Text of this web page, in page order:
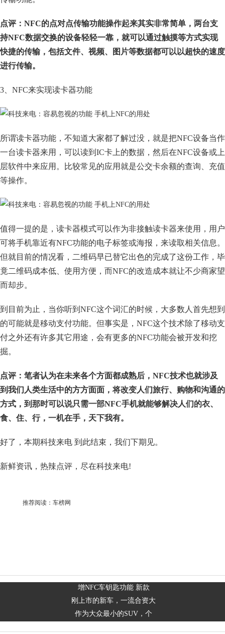
点评：NFC的点对点传输功能操作起来其实非常简单，两台支
持NFC数据交换的设备轻轻一靠，就可以通过触摸等方式实现
快捷的传输，包括文件、视频、图片等数据都可以以超快的速度
进行传输。
3、NFC来实现读卡器功能
所谓读卡器功能，不知道大家都了解过没，就是把NFC设备当作
一台读卡器来用，可以读到IC卡上的数据，然后在NFC设备或上
层软件中来应用。比较常见的应用就是公交卡余额的查询、充值
等操作。
值得一提的是，读卡器模式可以作为非接触读卡器来使用，用户
可将手机靠近有NFC功能的电子标签或海报，来读取相关信息。
但就目前的情况看，二维码早已替它出色的完成了这份工作，毕
竟二维码成本低、使用方便，而NFC的改造成本就让不少商家望
而却步。
到目前为止，当你听到NFC这个词汇的时候，大多数人首先想到
的可能就是移动支付功能。但事实是，NFC这个技术除了移动支
付之外还有许多其它用途，会有更多的NFC功能会被开发和挖
掘。
点评：笔者认为在未来各个方面都成熟后，NFC技术也就涉及
到我们人类生活中的方方面面，将改变人们旅行、购物和沟通的
方式，到那时可以说只需一部NFC手机就能够解决人们的衣、
食、住、行，一机在手，天下我有。
好了，本期科技来电 到此结束，我们下期见。
新鲜资讯，热辣点评，尽在科技来电!
推荐阅读： 车榜网
增NFC车钥匙功能 新款
刚上市的新车，一流合资大
作为大众最小的SUV，个